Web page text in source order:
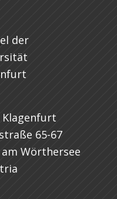
65-67
Wörthersee